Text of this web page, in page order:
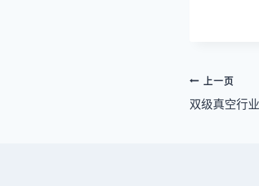
文
章
上一页
双级真空行